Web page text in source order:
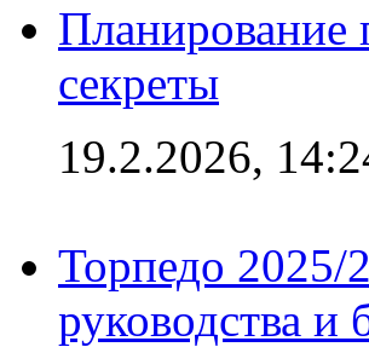
Планирование
секреты
19.2.2026,
Торпедо 2025/
руководства и